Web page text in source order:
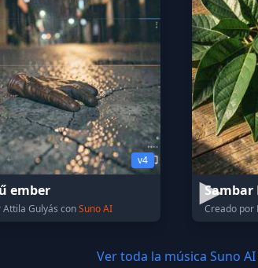
v4
ember
Gulyás conSuno AI
Sambar
Creado por
Ver toda la música Suno AI